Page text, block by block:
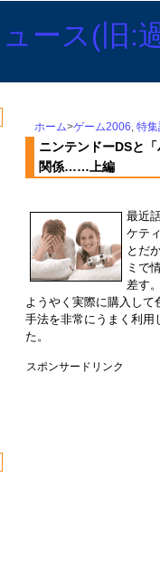
ホーム>ゲーム2006, 特
ニンテンドーDSと
関係……上編
最近
ケテ
とだ
ミで
差す
ようやく実際に購入し
手法を非常にうまく利用
た。
スポンサードリンク